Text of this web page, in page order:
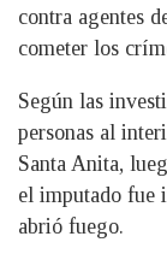
contra agentes
cometer los
Según las
personas al
Santa Anita,
el imputado fue
abrió fuego.